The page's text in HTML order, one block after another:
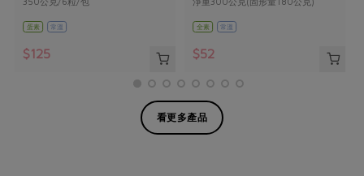
蛋素 常溫
$125
全素 常溫
$52
看更多產品